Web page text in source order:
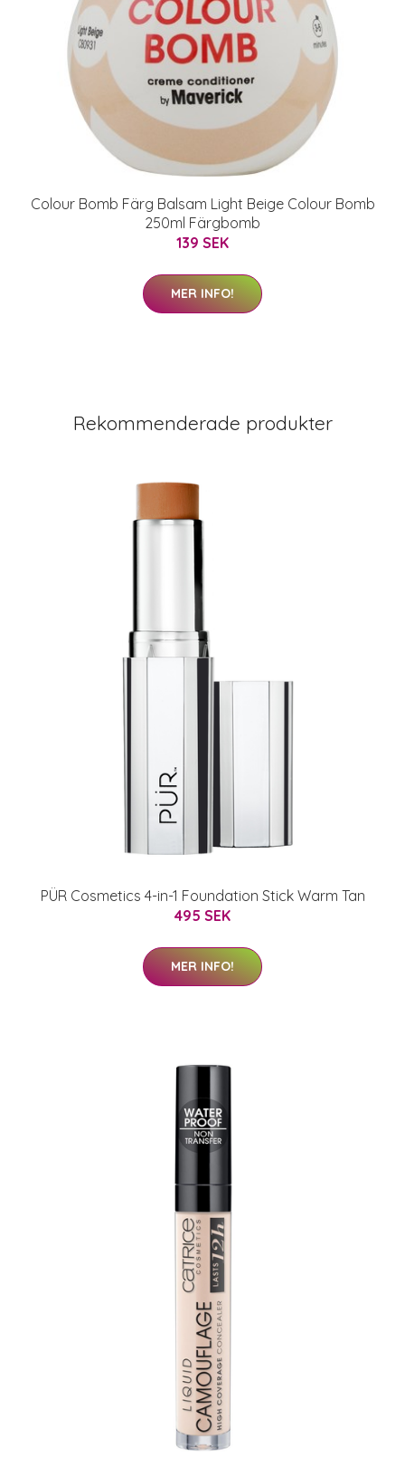
Colour Bomb Färg Balsam Light Beige Colour Bomb
250ml Färgbomb
139 SEK
MER INFO!
Rekommenderade produkter
PÜR Cosmetics 4-in-1 Foundation Stick Warm Tan
495 SEK
MER INFO!